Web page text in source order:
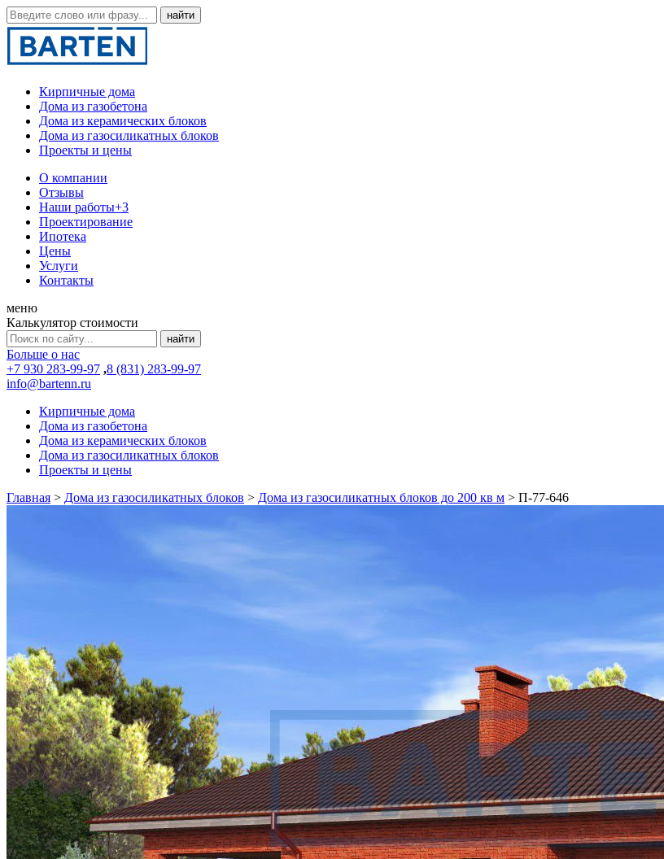
Кирпичные дома
Дома из газобетона
Дома из керамических блоков
Дома из газосиликатных блоков
Проекты и цены
О компании
Отзывы
Наши работы+3
Проектирование
Ипотека
Цены
Услуги
Контакты
меню
Калькулятор стоимости
Больше о нас
+7 930 283-99-97 ,8 (831) 283-99-97
info@bartenn.ru
Кирпичные дома
Дома из газобетона
Дома из керамических блоков
Дома из газосиликатных блоков
Проекты и цены
Главная > Дома из газосиликатных блоков > Дома из газосиликатных блоков до 200 кв м > П-77-646